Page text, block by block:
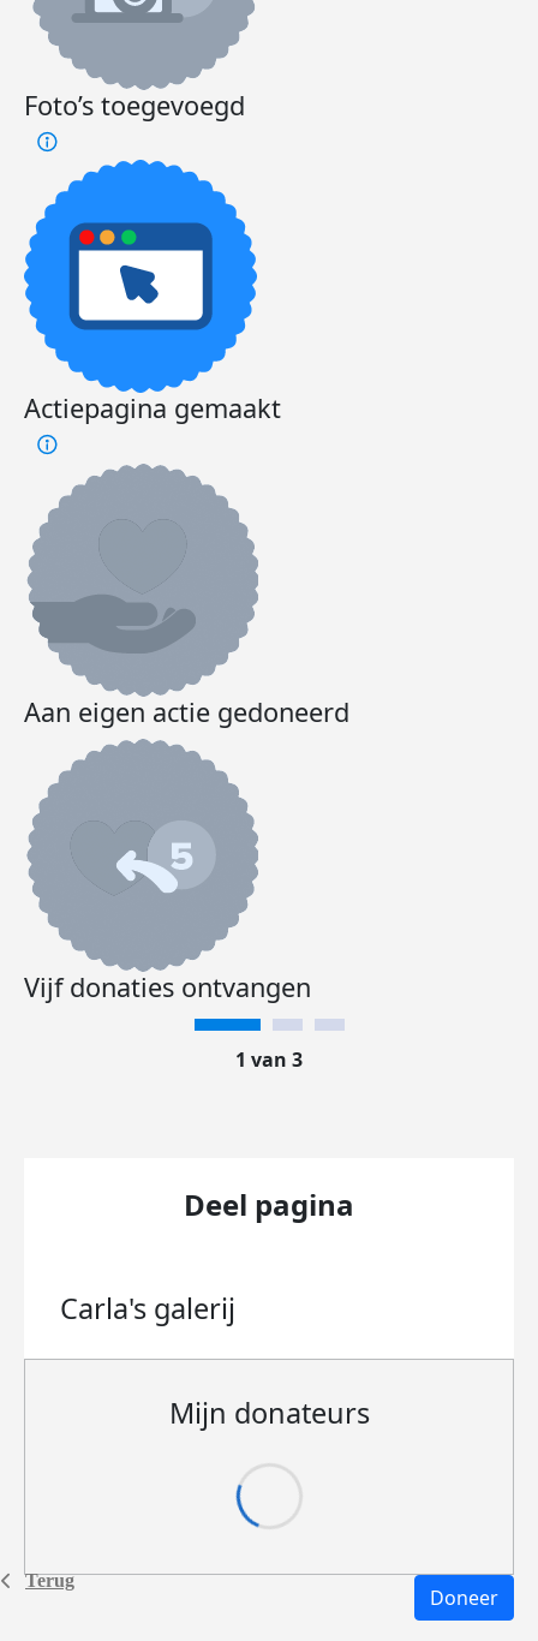
Terug
Foto’s toegevoegd
Actiepagina gemaakt
Aan eigen actie gedoneerd
Vijf donaties ontvangen
1 van 3
Deel pagina
Carla's galerij
Mijn donateurs
Doneer